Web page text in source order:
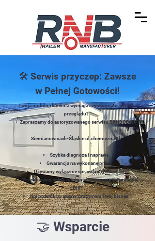
🛠️ Serwis przyczep: Zawsze
w Pełnej Gotowości!
Twoja mobilna kuchnia wymaga szybkiej naprawy lub
przeglądu?
Zapraszamy do autoryzowanego serwisu RANDOB w
Siemianowicach-Śląskie ul.chemiczna 1b
Szybka diagnoza i naprawa.
Gwarancja na wykonane prace.
Używamy wyłącznie sprawdzonych części.
Przywracamy pełną zgodność z wymogami Sanepidu
i BHP.
Nie pozwól, by awaria zatrzymała Twój biznes!
🤝 Wsparcie